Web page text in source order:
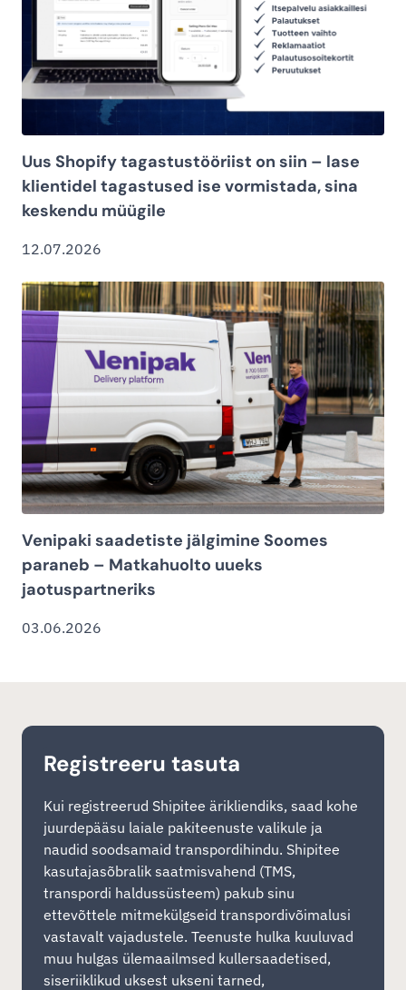
Uus Shopify tagastustööriist on siin – lase
klientidel tagastused ise vormistada, sina
keskendu müügile
12.07.2026
Venipaki saadetiste jälgimine Soomes
paraneb – Matkahuolto uueks
jaotuspartneriks
03.06.2026
Registreeru tasuta
Kui registreerud Shipitee ärikliendiks, saad kohe
juurdepääsu laiale pakiteenuste valikule ja
naudid soodsamaid transpordihindu. Shipitee
kasutajasõbralik saatmisvahend (TMS,
transpordi haldussüsteem) pakub sinu
ettevõttele mitmekülgseid transpordivõimalusi
vastavalt vajadustele. Teenuste hulka kuuluvad
muu hulgas ülemaailmsed kullersaadetised,
siseriiklikud uksest ukseni tarned,